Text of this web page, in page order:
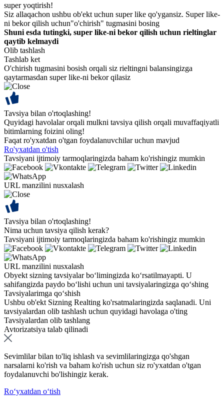
super yoqtirish!
Siz allaqachon ushbu ob'ekt uchun super like qo'ygansiz. Super like-
ni bekor qilish uchun"o'chirish" tugmasini bosing
Shuni esda tutingki, super like-ni bekor qilish uchun rieltinglar
qaytib kelmaydi
Olib tashlash
Tashlab ket
O'chirish tugmasini bosish orqali siz rieltingni balansingizga
qaytarmasdan super like-ni bekor qilasiz
Tavsiya bilan o'rtoqlashing!
Quyidagi havolalar orqali mulkni tavsiya qilish orqali muvaffaqiyatli
bitimlarning foizini oling!
Faqat ro'yxatdan o'tgan foydalanuvchilar uchun mavjud
Ro'yxatdan o'tish
Tavsiyani ijtimoiy tarmoqlaringizda baham ko'rishingiz mumkin
URL manzilini nusxalash
Tavsiya bilan o'rtoqlashing!
Nima uchun tavsiya qilish kerak?
Tavsiyani ijtimoiy tarmoqlaringizda baham ko'rishingiz mumkin
URL manzilini nusxalash
Obyekt sizning tavsiyalar bo‘limingizda ko‘rsatilmayapti. U
sahifangizda paydo bo‘lishi uchun uni tavsiyalaringizga qo‘shing
Tavsiyalarimga qo‘shish
Ushbu ob'ekt Sizning Realting ko'rsatmalaringizda saqlanadi. Uni
tavsiyalardan olib tashlash uchun quyidagi havolaga o'ting
Tavsiyalardan olib tashlang
Avtorizatsiya talab qilinadi
Sevimlilar bilan to'liq ishlash va sevimlilaringizga qo'shgan
narsalarni ko'rish va baham ko'rish uchun siz ro'yxatdan o'tgan
foydalanuvchi bo'lishingiz kerak.
Roʻyxatdan oʻtish